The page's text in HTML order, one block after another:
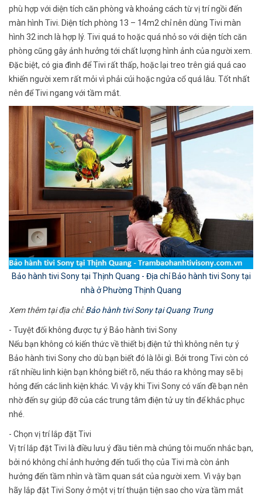
phù hợp với diện tích căn phòng và khoảng cách từ vị trí ngồi đến
màn hình Tivi. Diện tích phòng 13 – 14m2 chỉ nên dùng Tivi màn
hình 32 inch là hợp lý. Tivi quá to hoặc quá nhỏ so với diện tích căn
phòng cũng gây ảnh hưởng tới chất lượng hình ảnh của người xem.
Đặc biệt, có gia đình để Tivi rất thấp, hoặc lại treo trên giá quá cao
khiến người xem rất mỏi vì phải cúi hoặc ngửa cổ quá lâu. Tốt nhất
nên để Tivi ngang với tầm mắt.
Bảo hành tivi Sony tại Thịnh Quang - Địa chỉ Bảo hành tivi Sony tại
nhà ở Phường Thịnh Quang
Xem thêm tại địa chỉ:Bảo hành tivi Sony tại Quang Trung
- Tuyệt đối không được tự ý Bảo hành tivi Sony
Nếu bạn không có kiến thức về thiết bị điện tử thì không nên tự ý
Bảo hành tivi Sony cho dù bạn biết đó là lỗi gì. Bởi trong Tivi còn có
rất nhiều linh kiện bạn không biết rõ, nếu tháo ra không may sẽ bị
hỏng đến các linh kiện khác. Vì vậy khi Tivi Sony có vấn đề bạn nên
nhờ đến sự giúp đỡ của các trung tâm điện tử uy tín để khắc phục
nhé.
- Chọn vị trí lắp đặt Tivi
Vị trí lắp đặt Tivi là điều lưu ý đầu tiên mà chúng tôi muốn nhắc bạn,
bởi nó không chỉ ảnh hưởng đến tuổi thọ của Tivi mà còn ảnh
hưởng đến tầm nhìn và tầm quan sát của người xem. Vì vậy bạn
hãy lắp đặt Tivi Sony ở một vị trí thuận tiện sao cho vừa tầm mắt